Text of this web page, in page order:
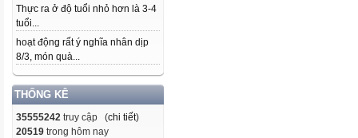
Thực ra ở độ tuổi nhỏ hơn là 3-4
tuổi...
hoạt động rất ý nghĩa nhân dịp
8/3, món quà...
THỐNG KÊ
35555242 truy cập (chi tiết)
20519 trong hôm nay